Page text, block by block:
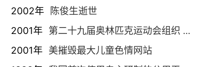
2002年 陈俊生逝世
2001年 第二十九届奥林匹克运动会组织 ...
2001年 美摧毁最大儿童色情网站